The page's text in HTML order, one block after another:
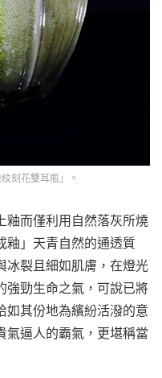
刻花雙耳瓶」。
釉而僅利用自然落灰所燒
釉」天青自然的通透質
冰裂且細如肌膚，在燈光
強勁生命之氣，可說已將
如其份地為繽紛活潑的意
氣逼人的霸氣，更堪稱當